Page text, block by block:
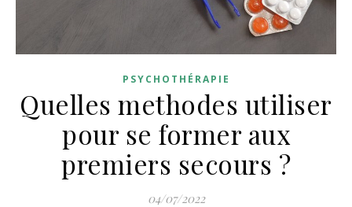
PSYCHOTHÉRAPIE
Quelles methodes utiliser
pour se former aux
premiers secours ?
04/07/2022